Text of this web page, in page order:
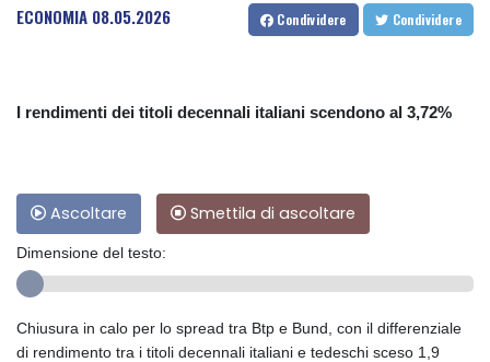
ECONOMIA 08.05.2026 Condividere Condividere
I rendimenti dei titoli decennali italiani scendono al 3,72%
Ascoltare Smettila di ascoltare
Dimensione del testo:
Chiusura in calo per lo spread tra Btp e Bund, con il differenziale
di rendimento tra i titoli decennali italiani e tedeschi sceso 1,9